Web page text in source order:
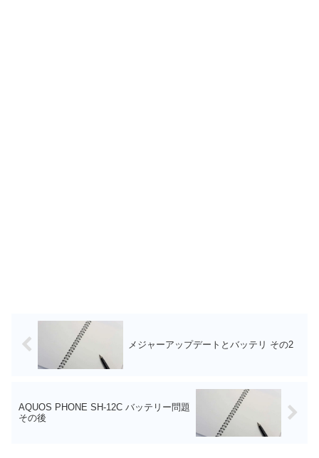
メジャーアップデートとバッテリ その2
AQUOS PHONE SH-12C バッテリー問題
その後